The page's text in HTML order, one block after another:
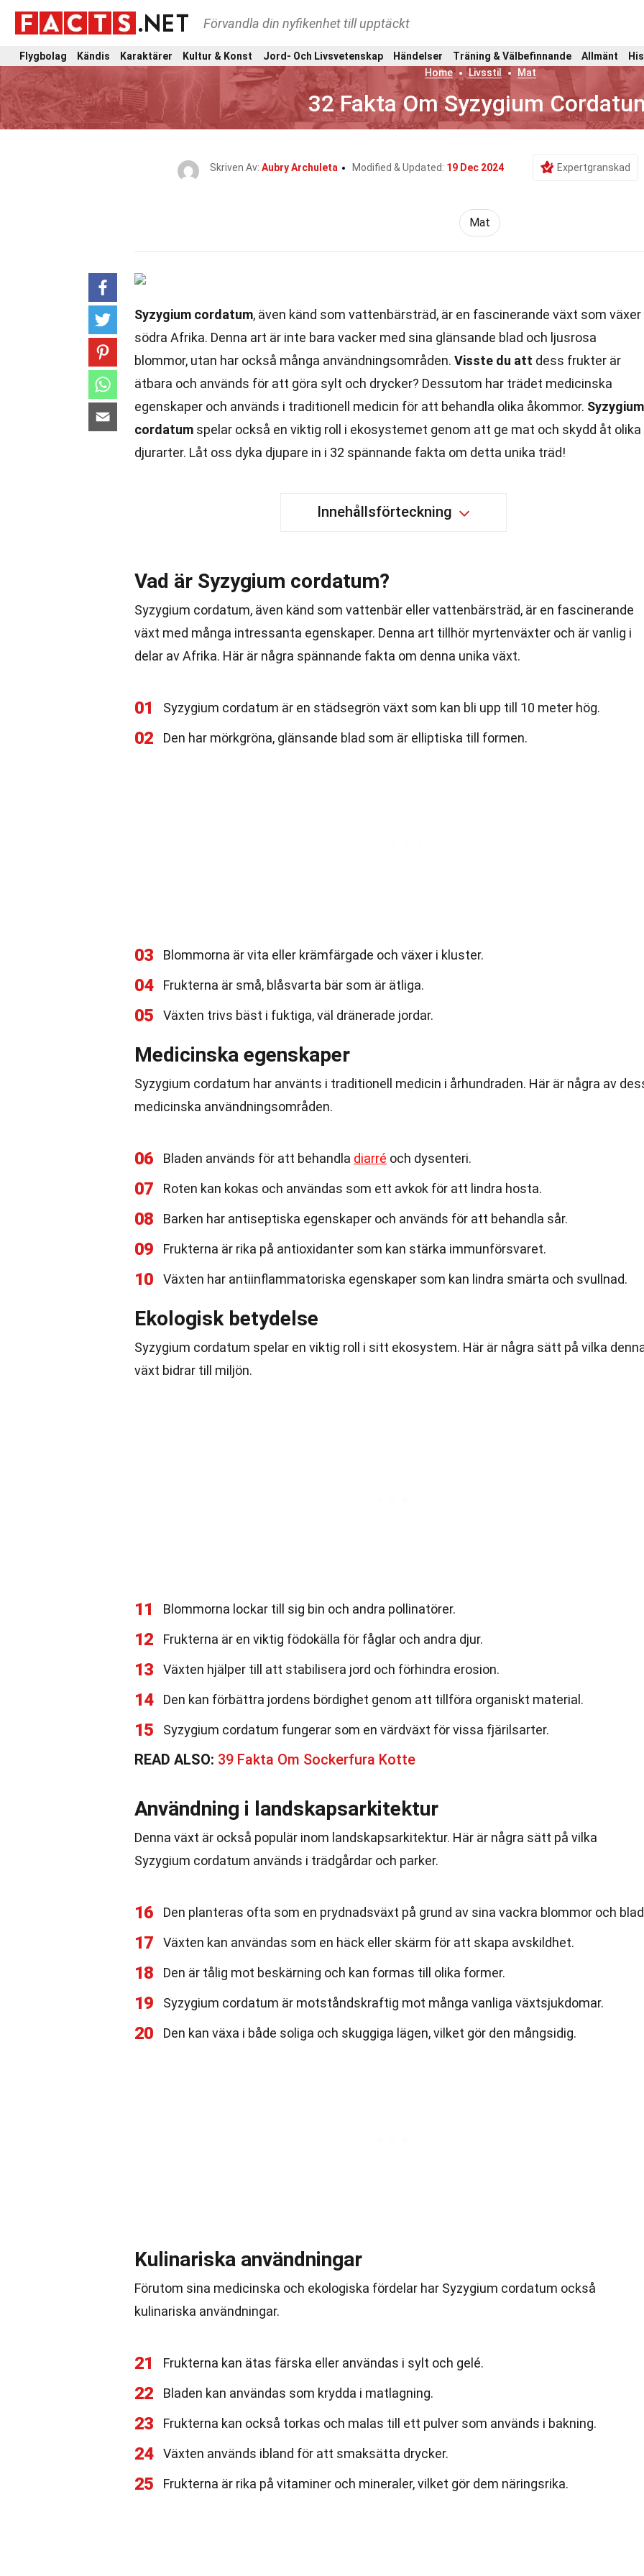
Förvandla din nyfikenhet till upptäckt
Flygbolag Kändis Karaktärer Kultur & Konst Jord- Och Livsvetenskap Händelser Träning & Välbefinnande Allmänt
Home
Livsstil Mat
32 Fakta Om Syzygium
Skriven Av: Aubry Archuleta Modified & Updated: 19 Dec 2024 Expertgranskad
Mat
Syzygium cordatum, även känd som vattenbärsträd, är en fascinerande växt som växer
södra Afrika. Denna art är inte bara vacker med sina glänsande blad och ljusrosa
blommor, utan har också många användningsområden. Visste du att dess frukter är
ätbara och används för att göra sylt och drycker? Dessutom har trädet medicinska
egenskaper och används i traditionell medicin för att behandla olika åkommor. Syzygium
cordatum spelar också en viktig roll i ekosystemet genom att ge mat och skydd åt olika
djurarter. Låt oss dyka djupare in i 32 spännande fakta om detta unika träd!
Innehållsförteckning
Vad är Syzygium cordatum?
Syzygium cordatum, även känd som vattenbär eller vattenbärsträd, är en fascinerande
växt med många intressanta egenskaper. Denna art tillhör myrtenväxter och är vanlig i
delar av Afrika. Här är några spännande fakta om denna unika växt.
01 Syzygium cordatum är en städsegrön växt som kan bli upp till 10 meter hög.
02 Den har mörkgröna, glänsande blad som är elliptiska till formen.
03 Blommorna är vita eller krämfärgade och växer i kluster.
04 Frukterna är små, blåsvarta bär som är ätliga.
05 Växten trivs bäst i fuktiga, väl dränerade jordar.
Medicinska egenskaper
Syzygium cordatum har använts i traditionell medicin i århundraden. Här är några av
medicinska användningsområden.
06 Bladen används för att behandla diarré och dysenteri.
07 Roten kan kokas och användas som ett avkok för att lindra hosta.
08 Barken har antiseptiska egenskaper och används för att behandla sår.
09 Frukterna är rika på antioxidanter som kan stärka immunförsvaret.
10 Växten har antiinflammatoriska egenskaper som kan lindra smärta och svullnad.
Ekologisk betydelse
Syzygium cordatum spelar en viktig roll i sitt ekosystem. Här är några sätt på vilka
växt bidrar till miljön.
11 Blommorna lockar till sig bin och andra pollinatörer.
12 Frukterna är en viktig födokälla för fåglar och andra djur.
13 Växten hjälper till att stabilisera jord och förhindra erosion.
14 Den kan förbättra jordens bördighet genom att tillföra organiskt material.
15 Syzygium cordatum fungerar som en värdväxt för vissa fjärilsarter.
READ ALSO: 39 Fakta Om Sockerfura Kotte
Användning i landskapsarkitektur
Denna växt är också populär inom landskapsarkitektur. Här är några sätt på vilka
Syzygium cordatum används i trädgårdar och parker.
16 Den planteras ofta som en prydnadsväxt på grund av sina vackra blommor och
17 Växten kan användas som en häck eller skärm för att skapa avskildhet.
18 Den är tålig mot beskärning och kan formas till olika former.
19 Syzygium cordatum är motståndskraftig mot många vanliga växtsjukdomar.
20 Den kan växa i både soliga och skuggiga lägen, vilket gör den mångsidig.
Kulinariska användningar
Förutom sina medicinska och ekologiska fördelar har Syzygium cordatum också
kulinariska användningar.
21 Frukterna kan ätas färska eller användas i sylt och gelé.
22 Bladen kan användas som krydda i matlagning.
23 Frukterna kan också torkas och malas till ett pulver som används i bakning.
24 Växten används ibland för att smaksätta drycker.
25 Frukterna är rika på vitaminer och mineraler, vilket gör dem näringsrika.